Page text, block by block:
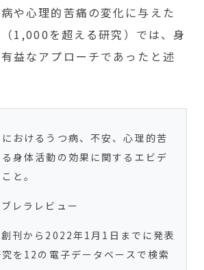
や心理的苦痛の変化に与えた
1,000を超える研究）では、身
益なアプローチであったと述
おけるうつ病、不安、心理的苦
身体活動の効果に関するエビデ
と。
レラレビュー
刊から2022年1月1日までに発表
を12の電子データベースで検索